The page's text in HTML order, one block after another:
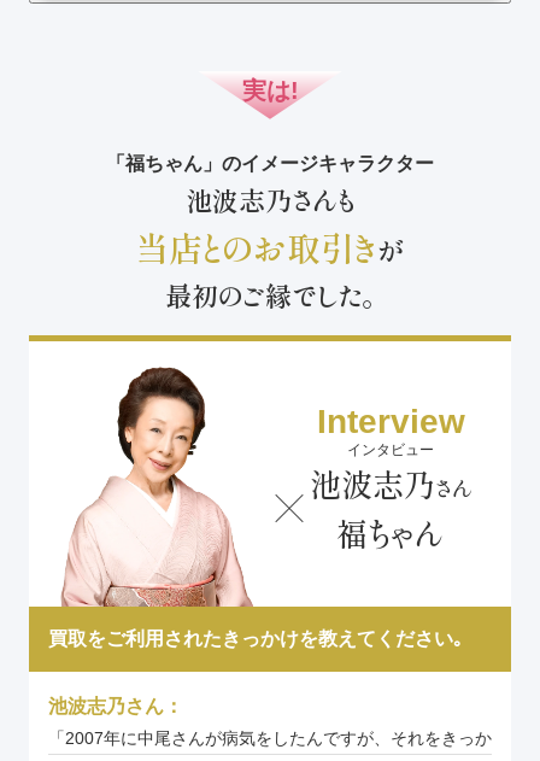
実は!
「福ちゃん」のイメージキャラクター
池波志乃さんも
当店とのお取引きが
最初のご縁でした。
Interview
インタビュー
池波志乃さん
福ちゃん
買取をご利用されたきっかけを教えてください｡
池波志乃さん：
「2007年に中尾さんが病気をしたんですが、それをきっか